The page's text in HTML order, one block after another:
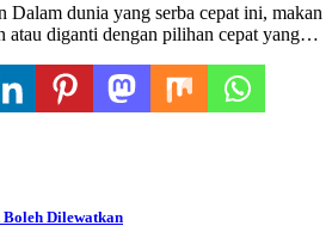
Dalam dunia yang serba cepat ini, makan
atau diganti dengan pilihan cepat yang…
Dilewatkan